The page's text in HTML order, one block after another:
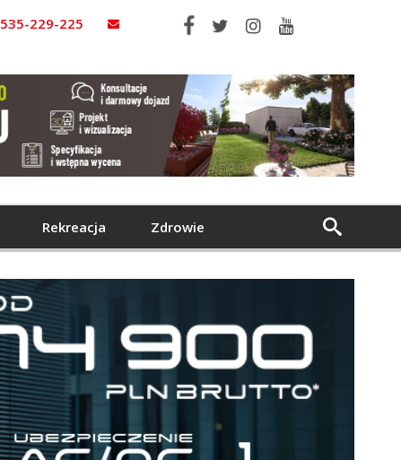
535-229-225
Rekreacja Zdrowie